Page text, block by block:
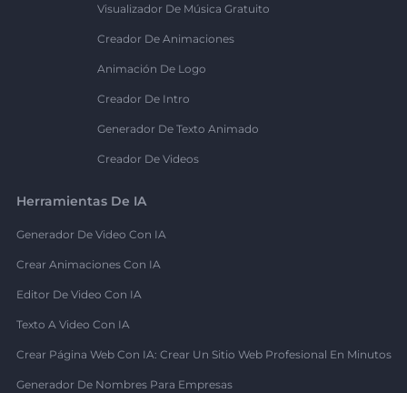
Visualizador De Música Gratuito
Creador De Animaciones
Animación De Logo
Creador De Intro
Generador De Texto Animado
Creador De Videos
Herramientas De IA
Generador De Video Con IA
Crear Animaciones Con IA
Editor De Video Con IA
Texto A Video Con IA
Crear Página Web Con IA: Crear Un Sitio Web Profesional En Minutos
Generador De Nombres Para Empresas